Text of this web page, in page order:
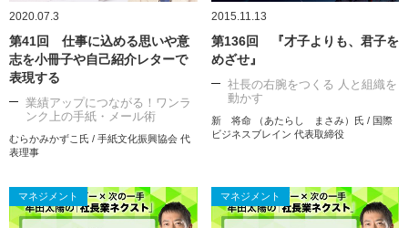
2020.07.3
第41回 仕事に込める思いや意
志を小冊子や自己紹介レターで
表現する
業績アップにつながる！ワンラ
ンク上の手紙・メール術
むらかみかずこ氏 / 手紙文化振興協会 代
表理事
2015.11.13
第136回 『才子よりも、君子を
めざせ』
社長の右腕をつくる 人と組織を
動かす
新 将命 （あたらし まさみ）氏 / 国際
ビジネスブレイン 代表取締役
マネジメント マネジメント